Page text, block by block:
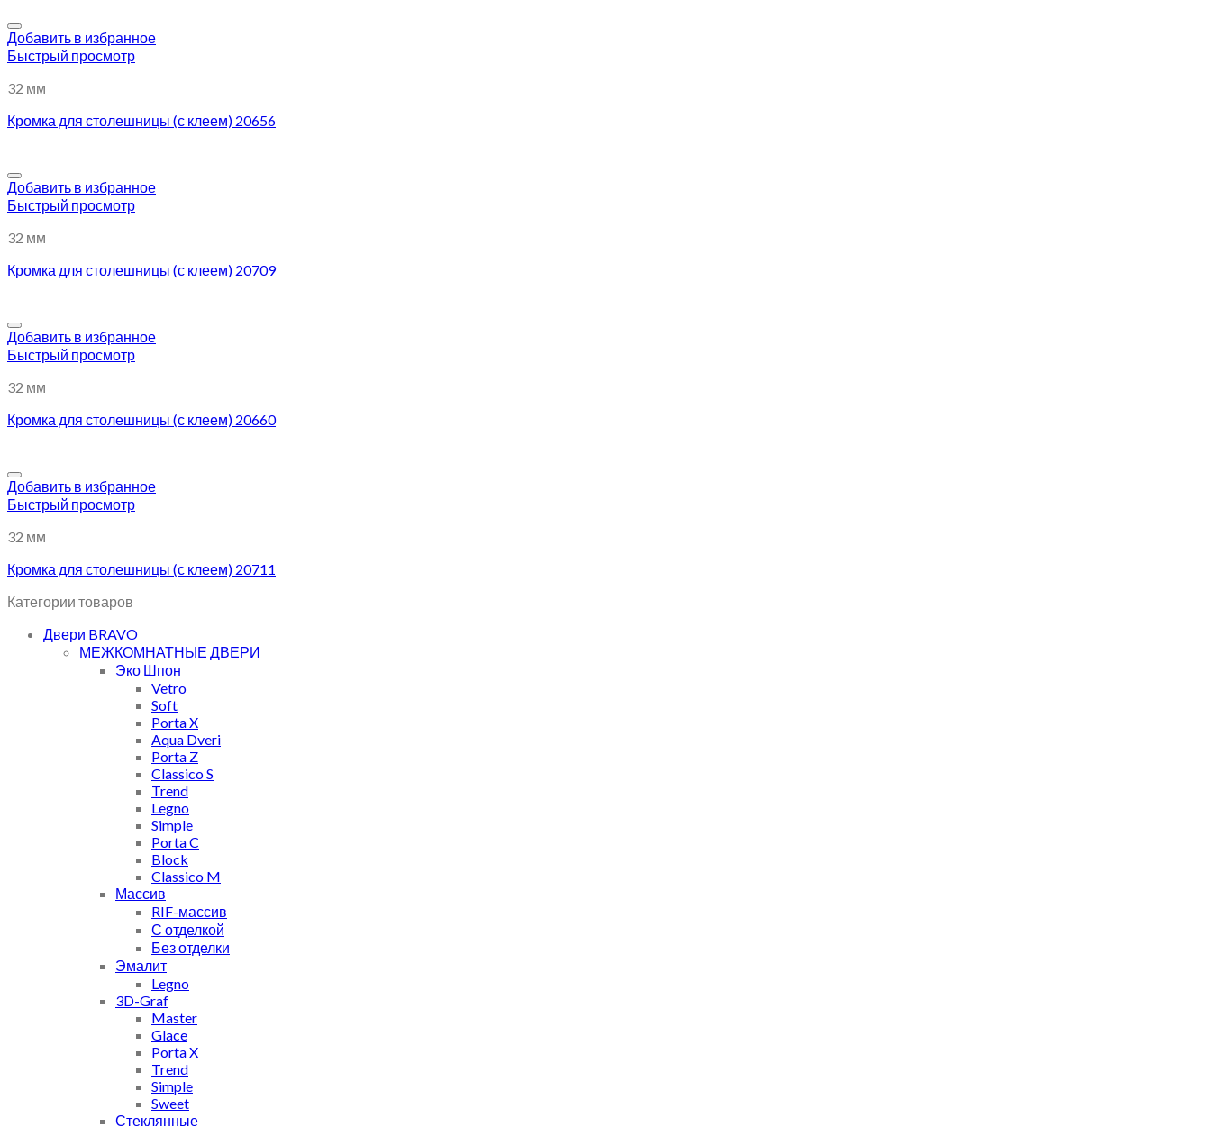
Добавить в избранное
Быстрый просмотр
32 мм
Кромка для столешницы (с клеем) 20656
Добавить в избранное
Быстрый просмотр
32 мм
Кромка для столешницы (с клеем) 20709
Добавить в избранное
Быстрый просмотр
32 мм
Кромка для столешницы (с клеем) 20660
Добавить в избранное
Быстрый просмотр
32 мм
Кромка для столешницы (с клеем) 20711
Категории товаров
Двери BRAVO
МЕЖКОМНАТНЫЕ ДВЕРИ
Эко Шпон
Vetro
Soft
Porta X
Aqua Dveri
Porta Z
Classico S
Trend
Legno
Simple
Porta C
Block
Classico M
Массив
RIF-массив
С отделкой
Без отделки
Эмалит
Legno
3D-Graf
Master
Glace
Porta X
Trend
Simple
Sweet
Стеклянные